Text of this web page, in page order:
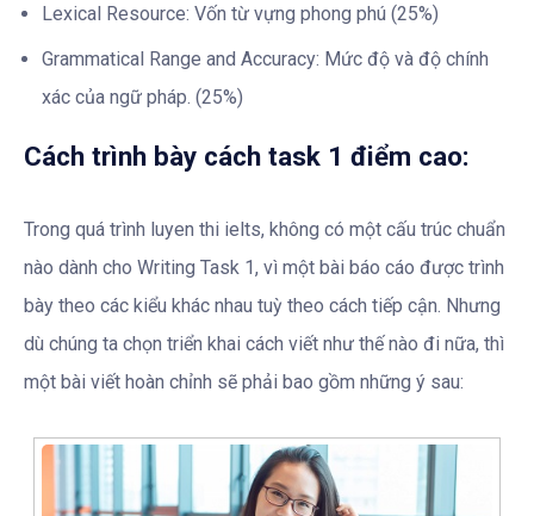
Lexical Resource: Vốn từ vựng phong phú (25%)
Grammatical Range and Accuracy: Mức độ và độ chính
xác của ngữ pháp. (25%)
Cách trình bày cách task 1 điểm cao:
Trong quá trình luyen thi ielts, không có một cấu trúc chuẩn
nào dành cho Writing Task 1, vì một bài báo cáo được trình
bày theo các kiểu khác nhau tuỳ theo cách tiếp cận. Nhưng
dù chúng ta chọn triển khai cách viết như thế nào đi nữa, thì
một bài viết hoàn chỉnh sẽ phải bao gồm những ý sau: